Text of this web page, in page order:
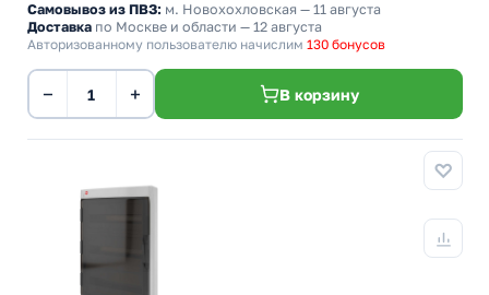
Самовывоз из ПВЗ: м. Новохохловская — 11 августа
Доставка по Москве и области — 12 августа
Авторизованному пользователю начислим 130 бонусов
− + В корзину